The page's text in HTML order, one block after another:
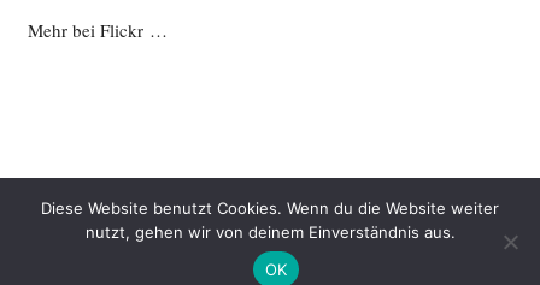
Mehr bei Flickr …
Datenschutzerklärung Mit Stolz präsentiert von WordPress
Diese Website benutzt Cookies. Wenn du die Website weiter
nutzt, gehen wir von deinem Einverständnis aus.
OK